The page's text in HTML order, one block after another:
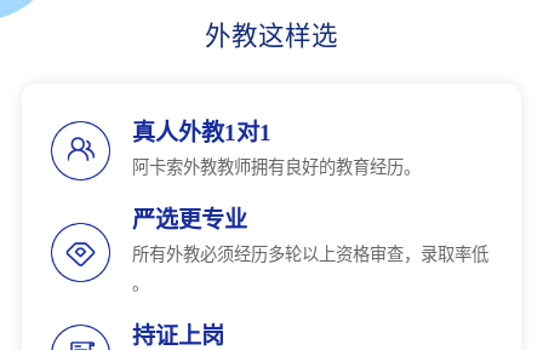
外教这样选
真人外教1对1
阿卡索外教教师拥有良好的教育经历。
严选更专业
所有外教必须经历多轮以上资格审查，录取率低
。
持证上岗